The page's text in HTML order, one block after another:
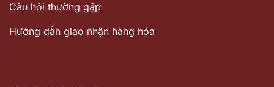
Câu hỏi thường gặp
Hướng dẫn giao nhận hàng hóa